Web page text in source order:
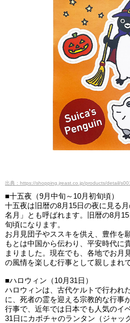
出典：https://shopping.jreast.co.jp/products/detail/
■十五夜（9月中旬～10月初旬頃）
十五夜は旧暦の8月15日の夜に見る
名月」とも呼ばれます。旧暦の8月
旬頃になります。
お月見団子やススキを供え、豊作を
もとは中国から伝わり、平安時代に
まりました。現在でも、各地でお月
の風情を楽しむ行事として親しまれ
■ハロウィン（10月31日）
ハロウィンは、古代ケルトで行われ
に、死者の霊を迎える宗教的な行事
行事で、近年では日本でも人気のイ
31日にカボチャのランタン（ジャッ